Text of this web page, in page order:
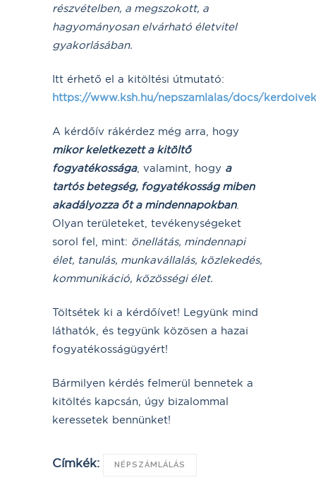
részvételben, a megszokott, a
hagyományosan elvárható életvitel
gyakorlásában.
Itt érhető el a kitöltési útmutató:
https://www.ksh.hu/nepszamlalas/docs/
A kérdőív rákérdez még arra, hogy
mikor keletkezett a kitöltő
fogyatékossága, valamint, hogy a
tartós betegség, fogyatékosság miben
akadályozza őt a mindennapokban.
Olyan területeket, tevékenységeket
sorol fel, mint: önellátás, mindennapi
élet, tanulás, munkavállalás, közlekedés,
kommunikáció, közösségi élet.
Töltsétek ki a kérdőívet! Legyünk mind
láthatók, és tegyünk közösen a hazai
fogyatékosságügyért!
Bármilyen kérdés felmerül bennetek a
kitöltés kapcsán, úgy bizalommal
keressetek bennünket!
Címkék: NÉPSZÁMLÁLÁS